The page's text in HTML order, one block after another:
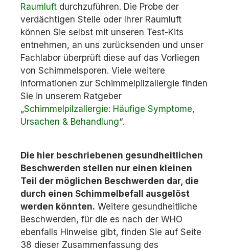
Raumluft durchzuführen. Die Probe der
verdächtigen Stelle oder Ihrer Raumluft
können Sie selbst mit unseren Test-Kits
entnehmen, an uns zurücksenden und unser
Fachlabor überprüft diese auf das Vorliegen
von Schimmelsporen. Viele weitere
Informationen zur Schimmelpilzallergie finden
Sie in unserem Ratgeber
„Schimmelpilzallergie: Häufige Symptome,
Ursachen & Behandlung“.
Die hier beschriebenen gesundheitlichen
Beschwerden stellen nur einen kleinen
Teil der möglichen Beschwerden dar, die
durch einen Schimmelbefall ausgelöst
werden könnten. Weitere gesundheitliche
Beschwerden, für die es nach der WHO
ebenfalls Hinweise gibt, finden Sie auf Seite
38 dieser Zusammenfassung des